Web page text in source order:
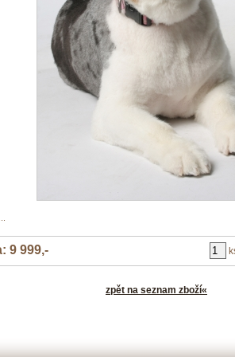
9 999,-
zpět na seznam zboží«